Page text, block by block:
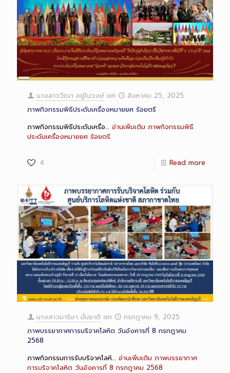
Long
Description
นางสาววีณา อยู่ในวงษ์ on
สิงหาคม 25, 2025
ภาพกิจกรรมพิธีประดับเครื่องหมายยศ ร้อยตรี
ภาพกิจกรรมพิธีประดับเครื่อ… อ่านเพิ่มเติม ภาพกิจกรรมพิธี
ประดับเครื่องหมายยศ ร้อยตรี
4 Read more
นางสาวมาริษา มั่นชาติ on
กรกฎาคม 9, 2025
ภาพบรรยากาศการบริจาคโลหิต วันอังคารที่ 8 กรกฎาคม
2568
ภาพกิจกรรมการรับบริจาคโลหิ… อ่านเพิ่มเติม ภาพบรรยากาศ
การบริจาคโลหิต วันอังคารที่ 8 กรกฎาคม 2568